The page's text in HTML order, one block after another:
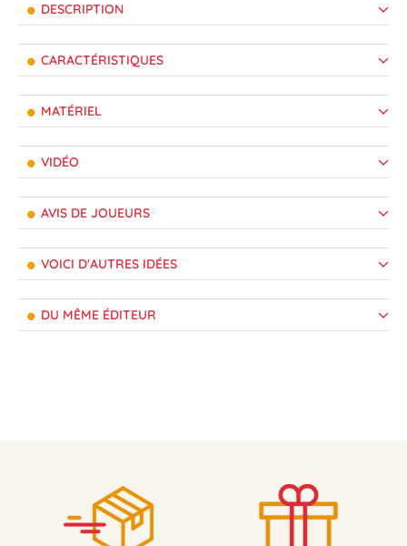
DESCRIPTION
CARACTÉRISTIQUES
MATÉRIEL
VIDÉO
AVIS DE JOUEURS
VOICI D'AUTRES IDÉES
DU MÊME ÉDITEUR